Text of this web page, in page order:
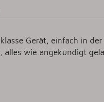
Gerät, einfach in
alles wie angekündigt